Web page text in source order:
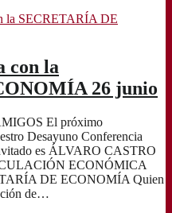
con la
26 junio
El próximo
Desayuno Conferencia
es ÁLVARO CASTRO
ECONÓMICA
DE ECONOMÍA Quien
de…